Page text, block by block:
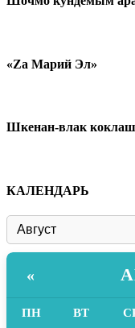
«Zа Марий Эл»
Шкенан-влак
КАЛЕНДАРЬ
«
ПН ВТ